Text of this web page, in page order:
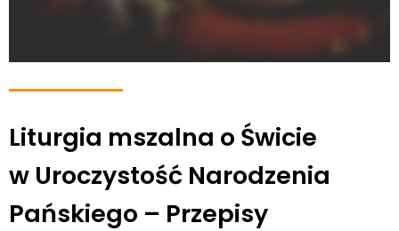
Liturgia mszalna o Świcie
w Uroczystość Narodzenia
Pańskiego – Przepisy